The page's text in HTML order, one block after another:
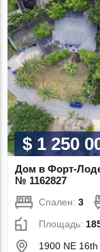
$ 1 250
Дом в Форт-
№ 1162827
Спален:3
Площадь:
1900 NE